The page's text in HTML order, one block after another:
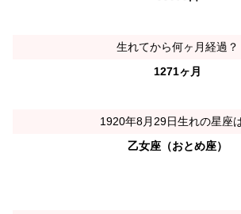
生れてから何ヶ月経過？
1271ヶ月
1920年8月29日生れの星座
乙女座（おとめ座）